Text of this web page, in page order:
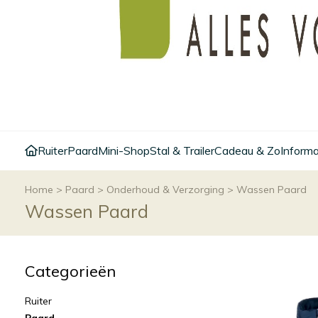
RuiterPaardMini-ShopStal & TrailerCadeau & Zo
Home > Paard > Onderhoud & Verzorging > Wassen Paard
Wassen Paard
Categorieën
Ruiter